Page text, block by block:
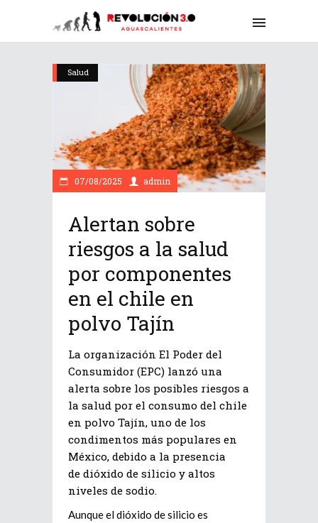
Salud
07/08/2025 admin
Alertan sobre
riesgos a la salud
por componentes
en el chile en
polvo Tajín
La organización El Poder del
Consumidor (EPC) lanzó una
alerta sobre los posibles riesgos a
la salud por el consumo del chile
en polvo Tajín, uno de los
condimentos más populares en
México, debido a la presencia
de dióxido de silicio y altos
niveles de sodio.
Aunque el dióxido de silicio es